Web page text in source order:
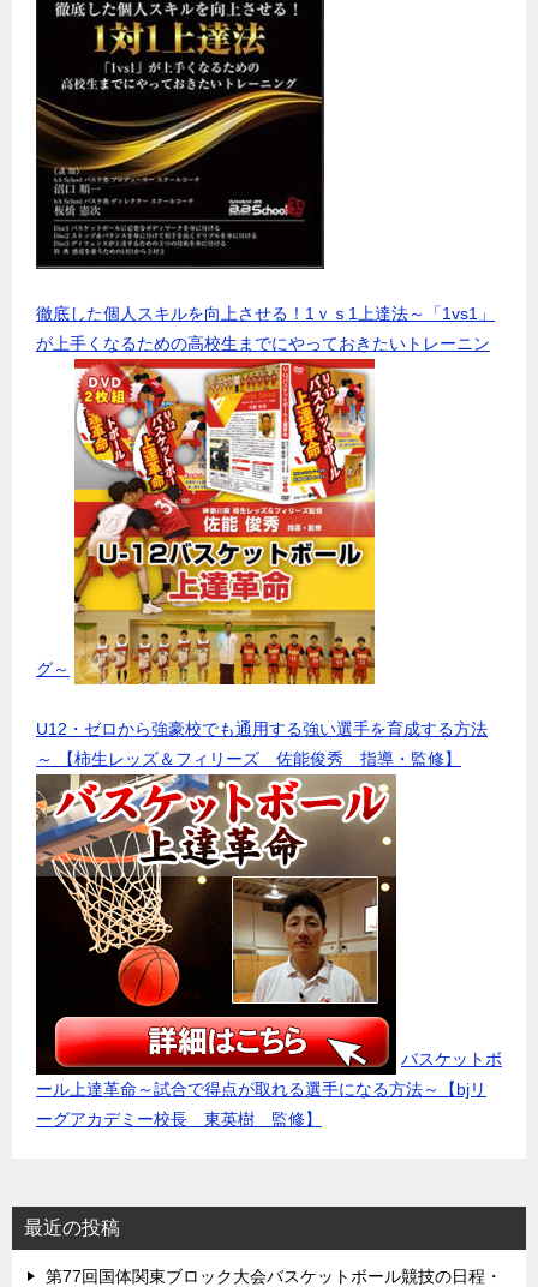
徹底した個人スキルを向上させる！1ｖｓ1上達法～「1vs1」
が上手くなるための高校生までにやっておきたいトレーニン
グ～
U12・ゼロから強豪校でも通用する強い選手を育成する方法
～ 【柿生レッズ＆フィリーズ 佐能俊秀 指導・監修】
バスケットボ
ール上達革命～試合で得点が取れる選手になる方法～【bjリ
ーグアカデミー校長 東英樹 監修】
最近の投稿
第77回国体関東ブロック大会バスケットボール競技の日程・